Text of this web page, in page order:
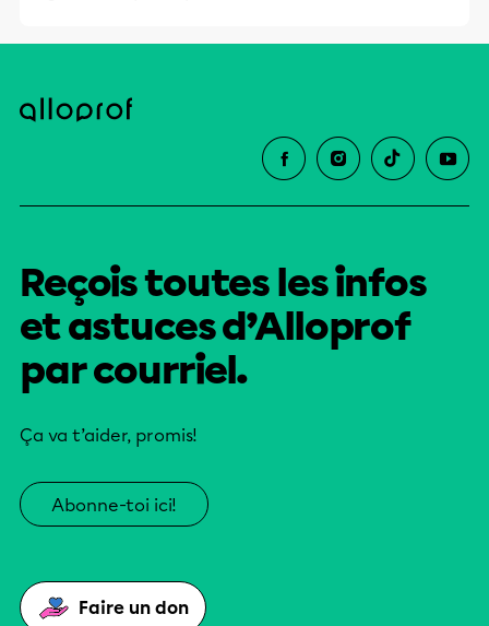
Reçois toutes les infos
et astuces d’Alloprof
par courriel.
Ça va t’aider, promis!
Abonne-toi ici!
Faire un don